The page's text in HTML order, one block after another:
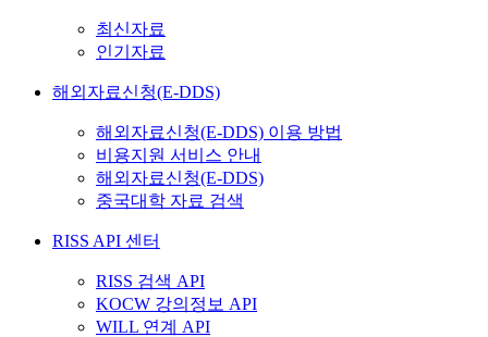
최신자료
인기자료
해외자료신청(E-DDS)
해외자료신청(E-DDS) 이용 방법
비용지원 서비스 안내
해외자료신청(E-DDS)
중국대학 자료 검색
RISS API 센터
RISS 검색 API
KOCW 강의정보 API
WILL 연계 API